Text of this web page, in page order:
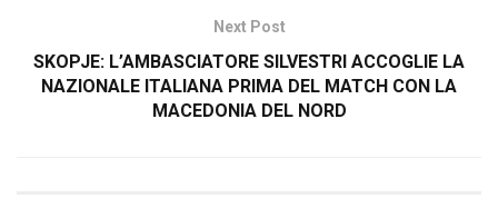
Next Post
SKOPJE: L’AMBASCIATORE SILVESTRI ACCOGLIE LA
NAZIONALE ITALIANA PRIMA DEL MATCH CON LA
MACEDONIA DEL NORD